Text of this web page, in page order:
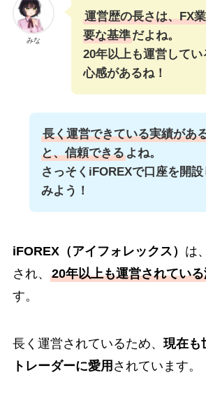
みな
運営歴の長さは、FX
要な基準だよね。
20年以上も運営して
心感があるね！
長く運営できている実績があ
と、信頼できるよね。
さっそくiFOREXで口座を開設
みよう！
iFOREX（アイフォレックス） は
され、 20年以上も運営されてい
す。
長く運営されているため、 現在も
トレーダーに愛用 されています。